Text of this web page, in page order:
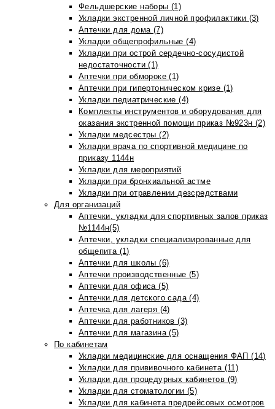
Фельдшерские наборы (1)
Укладки экстренной личной профилактики (3)
Аптечки для дома (7)
Укладки общепрофильные (4)
Укладки при острой сердечно-сосудистой
недостаточности (1)
Аптечки при обмороке (1)
Аптечки при гипертоническом кризе (1)
Укладки педиатрические (4)
Комплекты инструментов и оборудования для
оказания экстренной помощи приказ №923н (2)
Укладки медсестры (2)
Укладки врача по спортивной медицине по
приказу 1144н
Укладки для мероприятий
Укладки при бронхиальной астме
Укладки при отравлении дезсредствами
Для организаций
Аптечки, укладки для спортивных залов приказ
№1144н(5)
Аптечки, укладки специализированные для
общепита (1)
Аптечки для школы (6)
Аптечки производственные (5)
Аптечки для офиса (5)
Аптечки для детского сада (4)
Аптечка для лагеря (4)
Аптечки для работников (3)
Аптечки для магазина (5)
По кабинетам
Укладки медицинские для оснащения ФАП (14)
Укладки для прививочного кабинета (11)
Укладки для процедурных кабинетов (9)
Укладки для стоматологии (5)
Укладки для кабинета предрейсовых осмотров